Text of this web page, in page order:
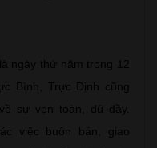
ngày thứ năm trong 12
Bình, Trực Định cũng
sự vẹn toàn, đủ đầy.
việc buôn bán, giao